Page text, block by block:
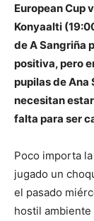
European Cup
Konyaalti
de A Sangriña
positiva, pero
pupilas de Ana
necesitan
falta para ser
Poco importa
jugado un
el pasado
hostil ambiente